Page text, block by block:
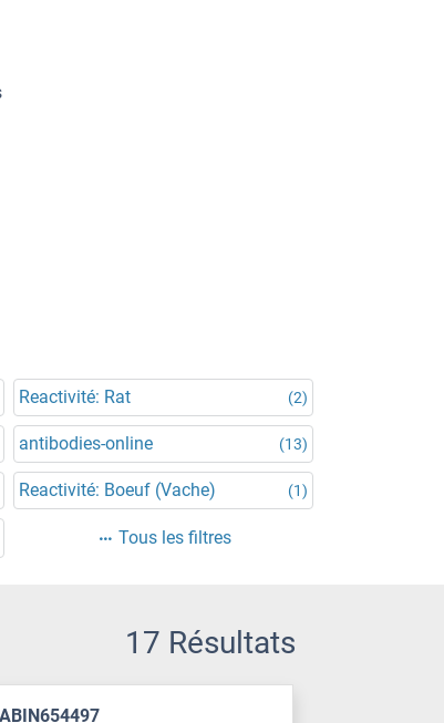
Reactivité: Rat (2)
antibodies-online (13)
Reactivité: Boeuf (Vache) (1)
Tous les filtres
17 Résultats